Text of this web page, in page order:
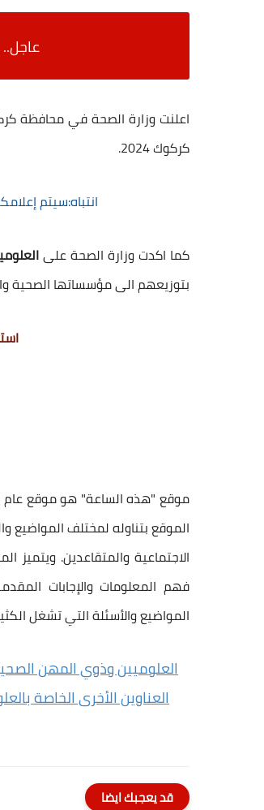
اعلنت وزارة الصحة في محافظة
كركوك 2024.
انتباه:سيتم
كما اكدت وزارة الصحة على
بتوزيعهم الى مؤسساتها الصحية
موقع "هذه الساعة" هو موقع عام
الموقع بتناوله لمختلف المواضيع
الاجتماعية والمتقاعدين.
فهم المعلومات والإجابات
المواضيع والأسئلة التي تشغل
العلوميين وذوي المهن
العناوين الأخرى الخاصة
قد يعجبك ايضا